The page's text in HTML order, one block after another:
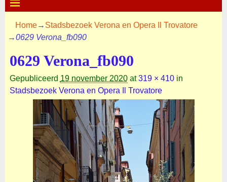
Home→ Stadsbezoek Verona en Opera Il Trovatore
→0629 Verona_fb090
0629 Verona_fb090
Gepubliceerd 19 november 2020at319 × 410in
Stadsbezoek Verona en Opera Il Trovatore